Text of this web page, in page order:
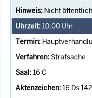
Nicht öffentlich
10:00 Uhr
Strafsache
16 C
16 Ds